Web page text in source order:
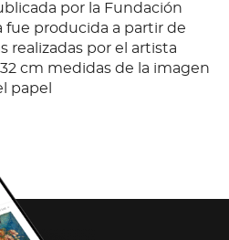
por la Fundación
fue producida a partir de
realizadas por el artista
cm medidas de la imagen
papel